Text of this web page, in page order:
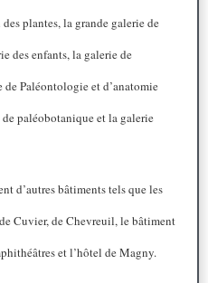
plantes, la grande galerie de
des enfants, la galerie de
Paléontologie et d’anatomie
paléobotanique et la galerie
d’autres bâtiments tels que les
Cuvier, de Chevreuil, le bâtiment
et l’hôtel de Magny.